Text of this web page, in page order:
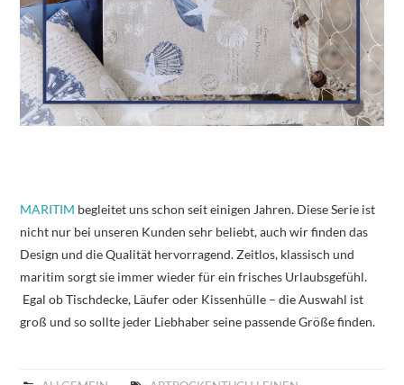
MARITIM begleitet uns schon seit einigen Jahren. Diese Serie ist
nicht nur bei unseren Kunden sehr beliebt, auch wir finden das
Design und die Qualität hervorragend. Zeitlos, klassisch und
maritim sorgt sie immer wieder für ein frisches Urlaubsgefühl.
Egal ob Tischdecke, Läufer oder Kissenhülle – die Auswahl ist
groß und so sollte jeder Liebhaber seine passende Größe finden.